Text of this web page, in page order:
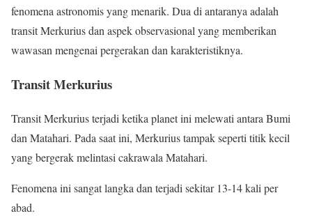
fenomena astronomis yang menarik. Dua di antaranya adalah
transit Merkurius dan aspek observasional yang memberikan
wawasan mengenai pergerakan dan karakteristiknya.
Transit Merkurius
Transit Merkurius terjadi ketika planet ini melewati antara Bumi
dan Matahari. Pada saat ini, Merkurius tampak seperti titik kecil
yang bergerak melintasi cakrawala Matahari.
Fenomena ini sangat langka dan terjadi sekitar 13-14 kali per
abad.